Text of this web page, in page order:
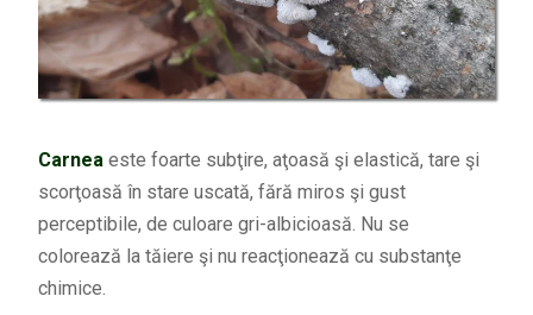
Carnea este foarte subţire, aţoasă şi elastică, tare şi
scorţoasă în stare uscată, fără miros şi gust
perceptibile, de culoare gri-albicioasă. Nu se
colorează la tăiere şi nu reacţionează cu substanţe
chimice.